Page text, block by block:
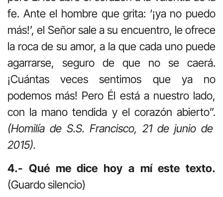
fe. Ante el hombre que grita: ‘¡ya no puedo
más!’, el Señor sale a su encuentro, le ofrece
la roca de su amor, a la que cada uno puede
agarrarse, seguro de que no se caerá.
¡Cuántas veces sentimos que ya no
podemos más! Pero Él está a nuestro lado,
con la mano tendida y el corazón abierto”.
(Homilía de S.S. Francisco, 21 de junio de
2015).
4.- Qué me dice hoy a mí este texto.
(Guardo silencio)